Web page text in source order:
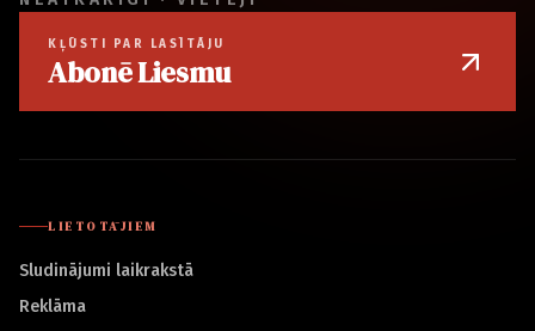
KĻŪSTI PAR LASĪTĀJU
Abonē Liesmu
LIETOTĀJIEM
Sludinājumi laikrakstā
Reklāma